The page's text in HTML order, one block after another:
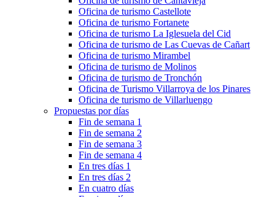
Oficina de turismo Castellote
Oficina de turismo Fortanete
Oficina de turismo La Iglesuela del Cid
Oficina de turismo de Las Cuevas de Cañart
Oficina de turismo Mirambel
Oficina de turismo de Molinos
Oficina de turismo de Tronchón
Oficina de Turismo Villarroya de los Pinares
Oficina de turismo de Villarluengo
Propuestas por días
Fin de semana 1
Fin de semana 2
Fin de semana 3
Fin de semana 4
En tres días 1
En tres días 2
En cuatro días